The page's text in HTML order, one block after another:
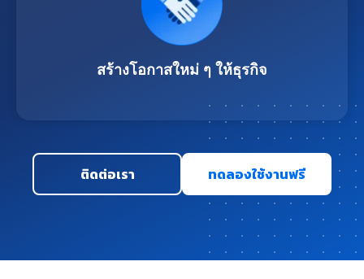
สร้างโอกาสใหม่ ๆ ให้ธุรกิจ
ติดต่อเรา ทดลองใช้งานฟรี